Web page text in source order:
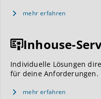
mehr erfahren
Inhouse-
Individuelle Lösungen
für deine Anforderungen.
mehr erfahren